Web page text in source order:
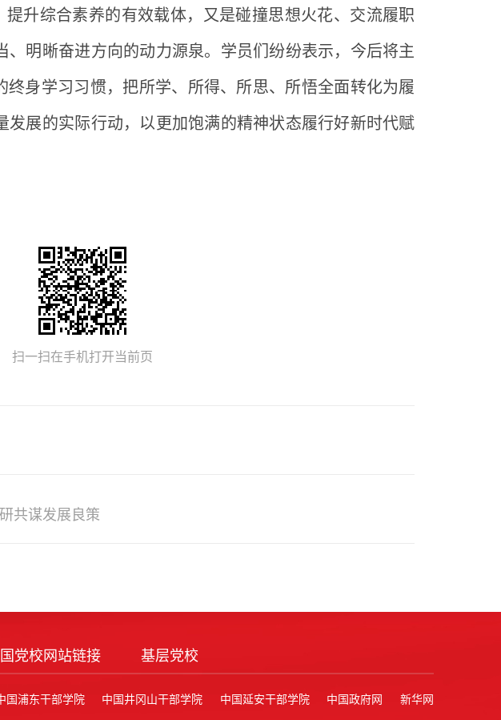
升综合素养的有效载体，又是碰撞思想火花、交流履职
、明晰奋进方向的动力源泉。学员们纷纷表示，今后将主
终身学习习惯，把所学、所得、所思、所悟全面转化为履
发展的实际行动，以更加饱满的精神状态履行好新时代赋
扫一扫在手机打开当前页
共谋发展良策
党校网站链接 基层党校
国浦东干部学院 中国井冈山干部学院 中国延安干部学院 中国政府网 新华网